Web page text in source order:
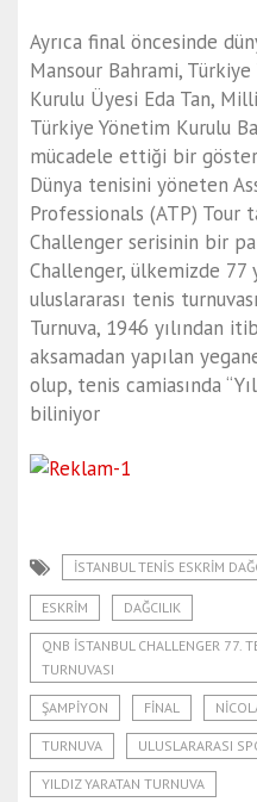
Ayrıca final öncesinde
Mansour Bahrami,
Kurulu Üyesi Eda Tan,
Türkiye Yönetim Kurulu
mücadele ettiği bir
Dünya tenisini yöneten
Professionals (ATP) Tour
Challenger serisinin bir
Challenger, ülkemizde 77
uluslararası tenis
Turnuva, 1946 yılından
aksamadan yapılan
olup, tenis camiasında
biliniyor
İSTANBUL TENIS ESKRIM
ESKRIM DAĞCILIK
QNB İSTANBUL CHALLENGER 77.
TURNUVASI
ŞAMPIYON FINAL
TURNUVA ULUSLARARASI
YILDIZ YARATAN TURNUVA